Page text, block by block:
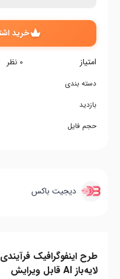
خرید
امتیاز 0 نظر
دسته بندی
بازدید
حجم فایل
دیجیت باکس
طرح اینفوگرافیک
لایه‌باز AI قابل ویرایش